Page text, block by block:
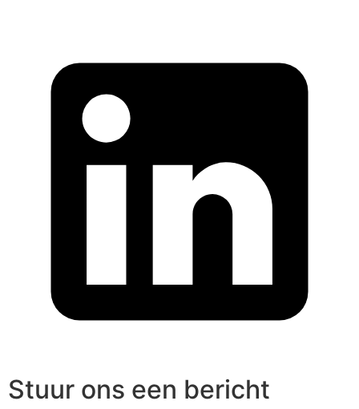
Stuur ons een bericht